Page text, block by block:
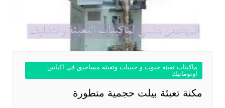
ماكينات تعبئة حبوب و حبيبات وتعبئة مساحيق في اكياس
اوتوماتيك
مكنة تعبئة بيلت حجمية متطورة